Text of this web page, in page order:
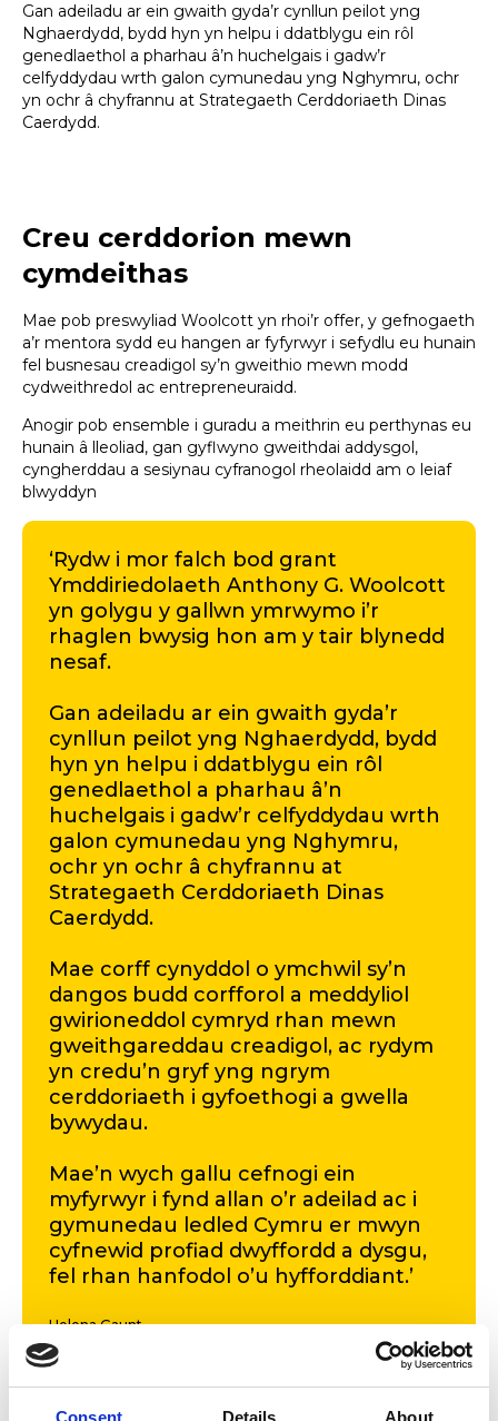
Consent Details About
Gan adeiladu ar ein gwaith gyda’r cynllun peilot yng
Nghaerdydd, bydd hyn yn helpu i ddatblygu ein rôl
genedlaethol a pharhau â’n huchelgais i gadw’r
celfyddydau wrth galon cymunedau yng Nghymru, ochr
yn ochr â chyfrannu at Strategaeth Cerddoriaeth Dinas
Caerdydd.
Creu cerddorion mewn
cymdeithas
Mae pob preswyliad Woolcott yn rhoi’r offer, y gefnogaeth
a’r mentora sydd eu hangen ar fyfyrwyr i sefydlu eu hunain
fel busnesau creadigol sy’n gweithio mewn modd
cydweithredol ac entrepreneuraidd.
Anogir pob ensemble i guradu a meithrin eu perthynas eu
hunain â lleoliad, gan gyflwyno gweithdai addysgol,
cyngherddau a sesiynau cyfranogol rheolaidd am o leiaf
blwyddyn
‘Rydw i mor falch bod grant
Ymddiriedolaeth Anthony G. Woolcott
yn golygu y gallwn ymrwymo i’r
rhaglen bwysig hon am y tair blynedd
nesaf.
Gan adeiladu ar ein gwaith gyda’r
cynllun peilot yng Nghaerdydd, bydd
hyn yn helpu i ddatblygu ein rôl
genedlaethol a pharhau â’n
huchelgais i gadw’r celfyddydau wrth
galon cymunedau yng Nghymru,
ochr yn ochr â chyfrannu at
Strategaeth Cerddoriaeth Dinas
Caerdydd.
Mae corff cynyddol o ymchwil sy’n
dangos budd corfforol a meddyliol
gwirioneddol cymryd rhan mewn
gweithgareddau creadigol, ac rydym
yn credu’n gryf yng ngrym
cerddoriaeth i gyfoethogi a gwella
bywydau.
Mae’n wych gallu cefnogi ein
myfyrwyr i fynd allan o’r adeilad ac i
gymunedau ledled Cymru er mwyn
cyfnewid profiad dwyffordd a dysgu,
fel rhan hanfodol o’u hyfforddiant.’
Helena Gaunt
Meddai Prifathro CBCDC
Yn dilyn llwyddiant cynllun peilot De Cymru, disgwylir i’r